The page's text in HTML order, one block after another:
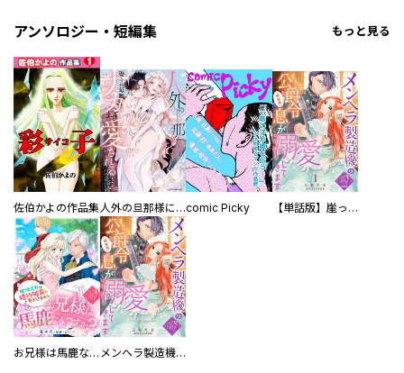
アンソロジー・短編集 もっと見る
佐伯かよの作品集 人外の旦那様に娶られ毎晩ナカまで愛される…。アンソロジーcomic Picky 【単話版】崖っぷち令嬢ですが、意地と策略で幸せになります！シリーズ
お兄様は馬鹿なんですか？～地味王女は婚約破棄に巻き込まれる～ メンヘラ製造機の公爵令息（過保護）が溺愛してきます